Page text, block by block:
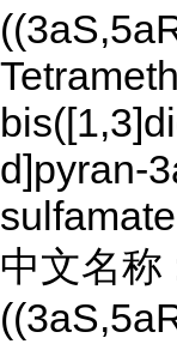
d]pyran-
sulfamate
中文名称